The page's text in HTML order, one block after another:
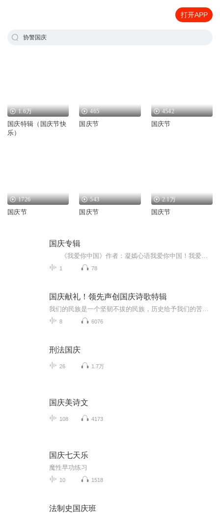
打开APP
协警国庆
1.6万
国庆特辑（国庆节快
乐）
465
国庆节
4542
国庆节
1726
国庆节
543
国庆节
2.1万
国庆节
国庆专辑
1 78
国庆献礼！领先声创国庆诗歌特辑
8 6076
刑法国庆
26 1.7万
国庆美诗文
108 4173
国庆七天乐
魔性早功练习
10 1518
法制史国庆班